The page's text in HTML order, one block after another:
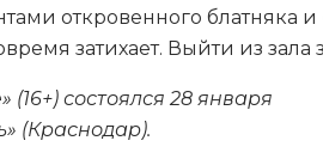
откровенного блатняка
затихает. Выйти из зала
состоялся 28 января
(Краснодар).